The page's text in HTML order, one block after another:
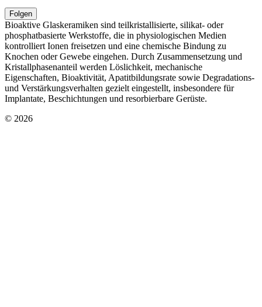
Folgen
Bioaktive Glaskeramiken sind teilkristallisierte, silikat- oder
phosphatbasierte Werkstoffe, die in physiologischen Medien
kontrolliert Ionen freisetzen und eine chemische Bindung zu
Knochen oder Gewebe eingehen. Durch Zusammensetzung und
Kristallphasenanteil werden Löslichkeit, mechanische
Eigenschaften, Bioaktivität, Apatitbildungsrate sowie Degradations-
und Verstärkungsverhalten gezielt eingestellt, insbesondere für
Implantate, Beschichtungen und resorbierbare Gerüste.
© 2026